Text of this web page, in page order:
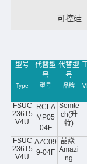
可控硅
型号
代替型
号
代替型
号
Type 型号 品牌
FSUC
236T5
V4U
RCLA
MP05
04F
Semte
ch(升
特)
FSUC
236T5
V4U
AZC09
9-04F
晶焱-
Amazi
ng